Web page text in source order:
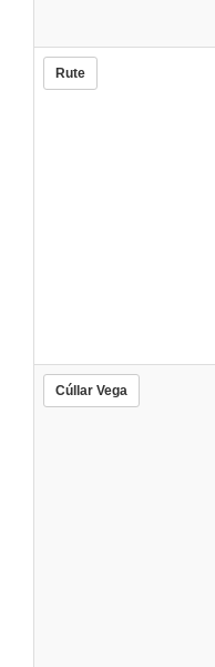
Rute
Cúllar Vega